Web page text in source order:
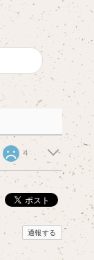
4
通報する